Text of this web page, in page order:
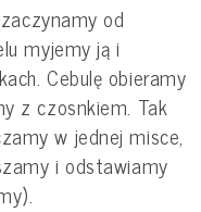
od
myjemy ją i
Cebulę obieramy
z czosnkiem. Tak
w jednej misce,
i odstawiamy